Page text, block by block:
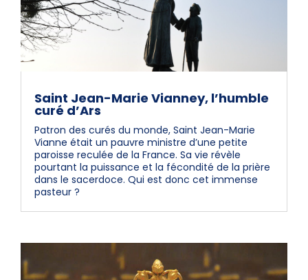
Saint Jean-Marie Vianney, l’humble
curé d’Ars
Patron des curés du monde, Saint Jean-Marie
Vianne était un pauvre ministre d’une petite
paroisse reculée de la France. Sa vie révèle
pourtant la puissance et la fécondité de la prière
dans le sacerdoce. Qui est donc cet immense
pasteur ?